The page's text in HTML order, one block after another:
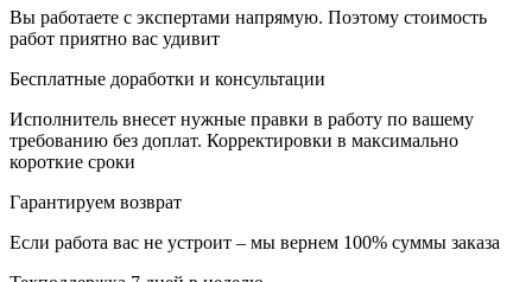
Вы работаете с экспертами напрямую. Поэтому стоимость
работ приятно вас удивит
Бесплатные доработки и консультации
Исполнитель внесет нужные правки в работу по вашему
требованию без доплат. Корректировки в максимально
короткие сроки
Гарантируем возврат
Если работа вас не устроит – мы вернем 100% суммы заказа